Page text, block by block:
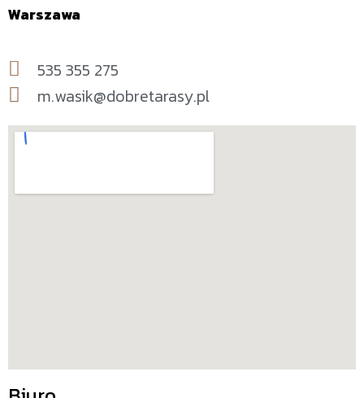
Warszawa
535 355 275
m.wasik@dobretarasy.pl